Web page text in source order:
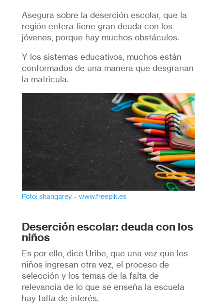
Asegura sobre la deserción escolar, que la
región entera tiene gran deuda con los
jóvenes, porque hay muchos obstáculos.
Y los sistemas educativos, muchos están
conformados de una manera que desgranan
la matrícula.
Foto: shangarey – www.freepik.es
Deserción escolar: deuda con los
niños
Es por ello, dice Uribe, que una vez que los
niños ingresan otra vez, el proceso de
selección y los temas de la falta de
relevancia de lo que se enseña la escuela
hay falta de interés.